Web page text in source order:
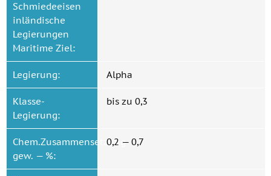
Schmiedeeisen
inländische
Legierungen
Maritime Ziel:
Legierung: Alpha
Klasse-
Legierung:
bis zu 0,3
Chem.Zusammensetzung
gew. — %:
0,2 — 0,7